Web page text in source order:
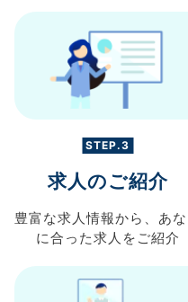
STEP.3
求人のご紹介
豊富な求人情報から、 あ
に合った求人を ご紹介